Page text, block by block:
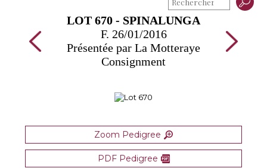
LOT 670 - SPINALUNGA
F. 26/01/2016
Présentée par La Motteraye
Consignment
Zoom Pedigree
PDF Pedigree